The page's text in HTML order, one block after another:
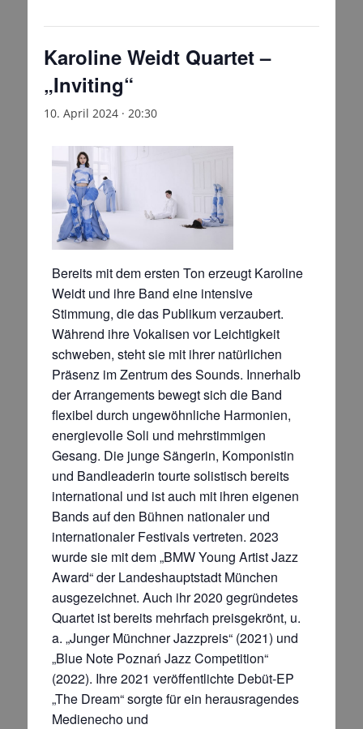
Karoline Weidt Quartet –
„Inviting“
10. April 2024 · 20:30
Bereits mit dem ersten Ton erzeugt Karoline
Weidt und ihre Band eine intensive
Stimmung, die das Publikum verzaubert.
Während ihre Vokalisen vor Leichtigkeit
schweben, steht sie mit ihrer natürlichen
Präsenz im Zentrum des Sounds. Innerhalb
der Arrangements bewegt sich die Band
flexibel durch ungewöhnliche Harmonien,
energievolle Soli und mehrstimmigen
Gesang. Die junge Sängerin, Komponistin
und Bandleaderin tourte solistisch bereits
international und ist auch mit ihren eigenen
Bands auf den Bühnen nationaler und
internationaler Festivals vertreten. 2023
wurde sie mit dem „BMW Young Artist Jazz
Award“ der Landeshauptstadt München
ausgezeichnet. Auch ihr 2020 gegründetes
Quartet ist bereits mehrfach preisgekrönt, u.
a. „Junger Münchner Jazzpreis“ (2021) und
„Blue Note Poznań Jazz Competition“
(2022). Ihre 2021 veröffentlichte Debüt-EP
„The Dream“ sorgte für ein herausragendes
Medienecho und